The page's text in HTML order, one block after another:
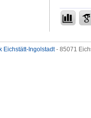
Eichstätt-Ingolstadt- 85071